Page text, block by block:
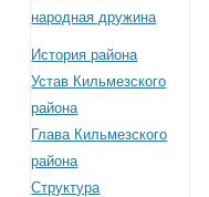
народная дружина
История района
Устав Кильмезского
района
Глава Кильмезского
района
Структура